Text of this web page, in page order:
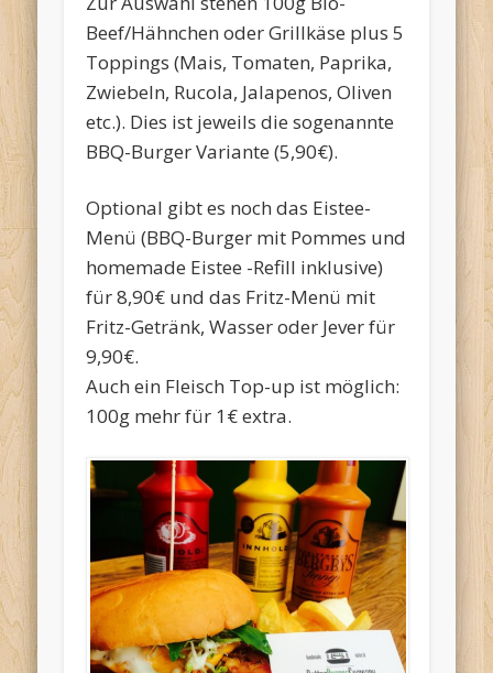
Beef/Hähnchen oder Grillkäse plus 5
Toppings (Mais, Tomaten, Paprika,
Zwiebeln, Rucola, Jalapenos, Oliven
etc.). Dies ist jeweils die sogenannte
BBQ-Burger Variante (5,90€).
Optional gibt es noch das Eistee-
Menü (BBQ-Burger mit Pommes und
homemade Eistee -Refill inklusive)
für 8,90€ und das Fritz-Menü mit
Fritz-Getränk, Wasser oder Jever für
9,90€.
Auch ein Fleisch Top-up ist möglich:
100g mehr für 1€ extra.